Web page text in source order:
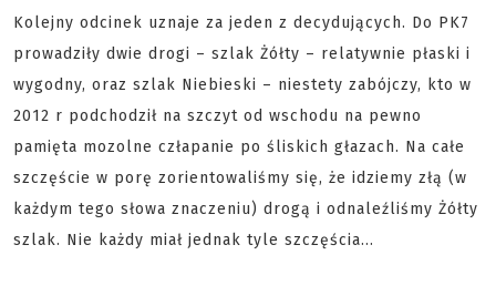
Kolejny odcinek uznaje za jeden z decydujących. Do PK7
prowadziły dwie drogi – szlak Żółty – relatywnie płaski i
wygodny, oraz szlak Niebieski – niestety zabójczy, kto w
2012 r podchodził na szczyt od wschodu na pewno
pamięta mozolne człapanie po śliskich głazach. Na całe
szczęście w porę zorientowaliśmy się, że idziemy złą (w
każdym tego słowa znaczeniu) drogą i odnaleźliśmy Żółty
szlak. Nie każdy miał jednak tyle szczęścia…